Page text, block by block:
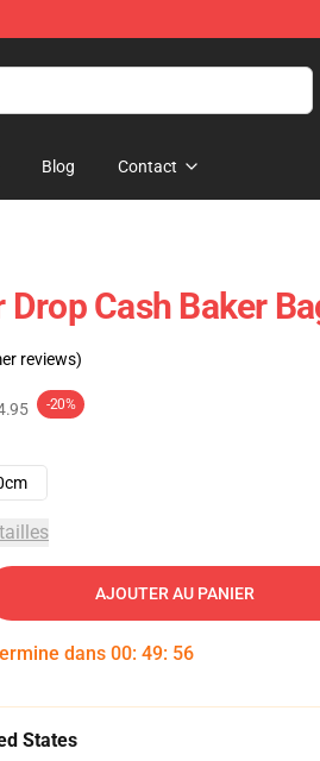
Blog Contact
Drop Cash Baker
reviews)
-20%
AJOUTER AU PANIER
dans 00: 49: 55
States